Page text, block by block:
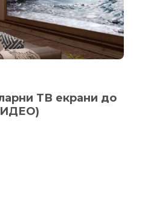
ТВ екрани до